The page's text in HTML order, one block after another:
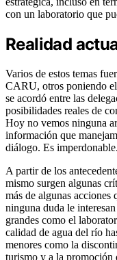
con un laboratorio que
Realidad
Varios de estos temas
CARU, otros poniendo
se acordó entre las
posibilidades reales de
Hoy no vemos ninguna
información que
diálogo. Es imperdonable.
A partir de los
mismo surgen algunas
más de algunas acciones
ninguna duda le
grandes como el
calidad de agua del río
menores como la
turismo y a la promoción